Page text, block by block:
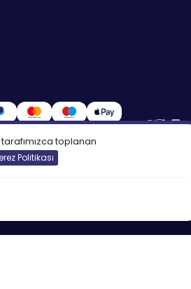
toplanan
Politikası